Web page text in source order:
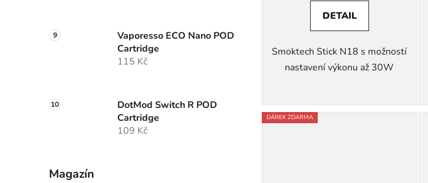
Vaporesso ECO Nano POD
Cartridge
115 Kč
DotMod Switch R POD
Cartridge
109 Kč
Magazín
DETAIL
Smoktech Stick N18 s možností
nastavení výkonu až 30W
DÁREK ZDARMA